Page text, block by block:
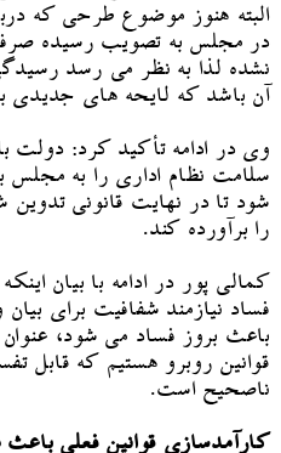
البته هنوز موضوع طرحی که
در مجلس به تصویب رسیده
نشده لذا به نظر می رسد
آن باشد که لایحه های جدیدی
وی در ادامه تأکید کرد: دولت
سلامت نظام اداری را به مجلس
شود تا در نهایت قانونی تدوین
را برآورده کند.
کمالی پور در ادامه با بیان
فساد نیازمند شفافیت برای
باعث بروز فساد می شود،
قوانین روبرو هستیم که قابل
ناصحیح است.
کارآمدسازی قوانین فعلی